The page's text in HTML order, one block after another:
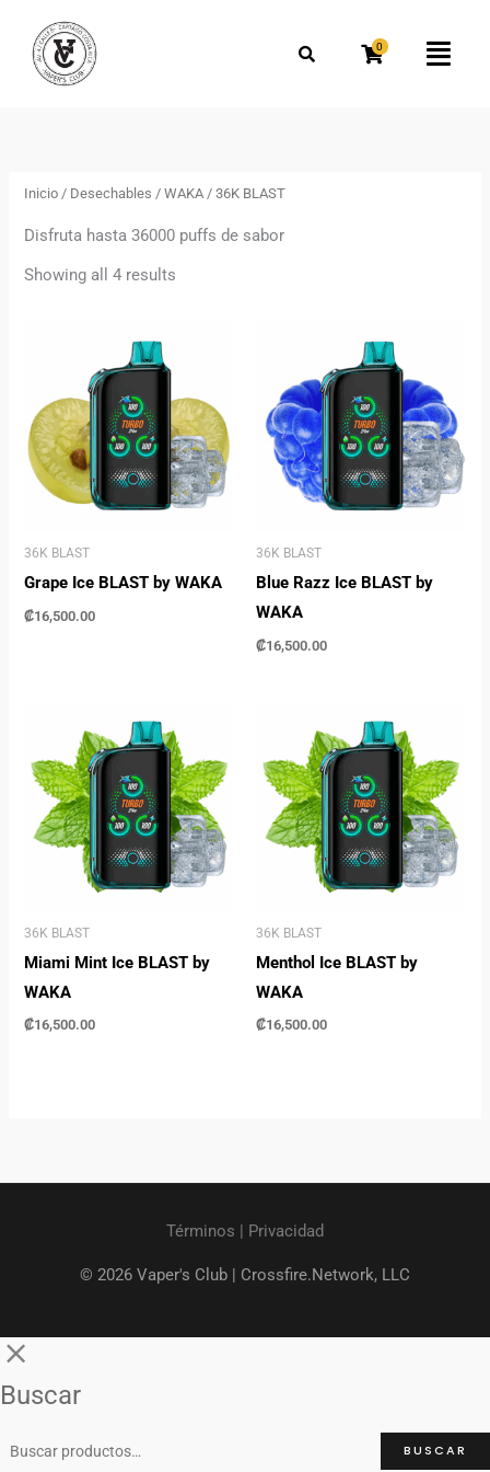
0
Inicio / Desechables /WAKA / 36K BLAST
Disfruta hasta 36000 puffs de sabor
Showing all 4 results
36K BLAST
Grape Ice BLAST by WAKA
₡16,500.00
36K BLAST
Blue Razz Ice BLAST by
WAKA
₡16,500.00
36K BLAST
Miami Mint Ice BLAST by
WAKA
₡16,500.00
36K BLAST
Menthol Ice BLAST by
WAKA
₡16,500.00
Términos | Privacidad
© 2026 Vaper's Club | Crossfire.Network, LLC
Buscar
BUSCAR